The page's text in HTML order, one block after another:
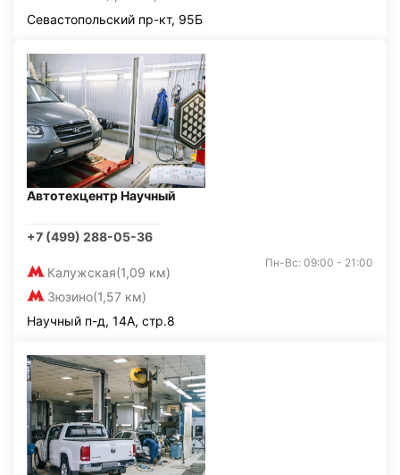
Севастопольский пр-кт, 95Б
Автотехцентр Научный
+7 (499) 288-05-36
Калужская(1,09 км)
Зюзино(1,57 км)
Пн-Вс: 09:00 - 21:00
Научный п-д, 14А, стр.8